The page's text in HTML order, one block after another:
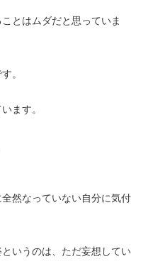
とはムダだと思っていま
。
ます。
然なっていない自分に気付
いうのは、ただ妄想してい